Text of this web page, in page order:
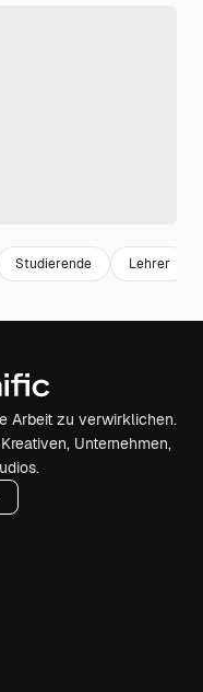
Studierende Lehrer
Arbeit zu verwirklichen.
Unternehmen,